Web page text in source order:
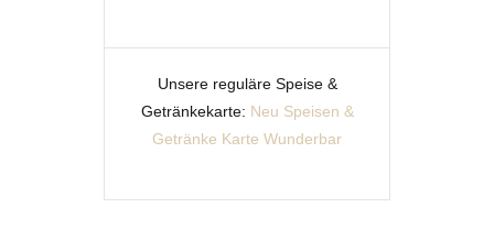
Unsere reguläre Speise &
Getränkekarte: Neu Speisen &
Getränke Karte Wunderbar